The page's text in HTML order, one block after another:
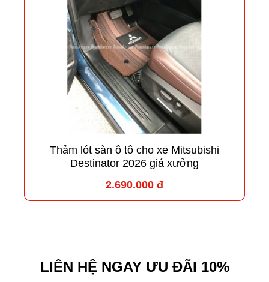
Thảm lót sàn ô tô cho xe Mitsubishi
Destinator 2026 giá xưởng
2.690.000 đ
LIÊN HỆ NGAY ƯU ĐÃI 10%